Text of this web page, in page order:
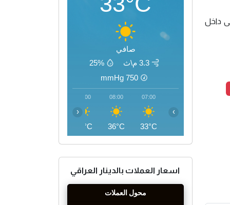
داخل
صافي
3.3 م\ث
25%
750
mmHg
07:00
33°C
08:00
36°C
09:00
38°C
‹ ›
اسعار العملات بالدينار العراقي